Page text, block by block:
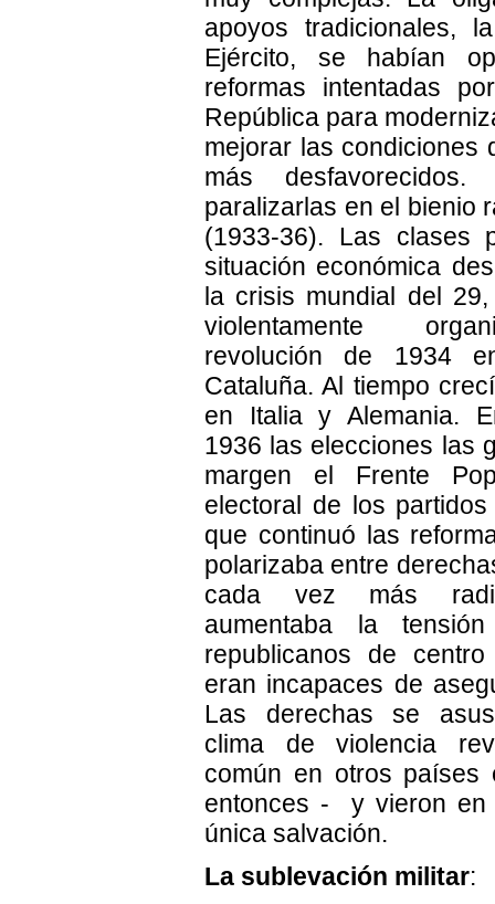
apoyos tradicionales,
Ejército, se habían
reformas intentadas
República para
mejorar las condiciones
más desfavorecidos.
paralizarlas en el bienio
(1933-36). Las clases
situación económica
la crisis mundial del
violentamente
revolución de 1934
Cataluña. Al tiempo
en Italia y Alemania.
1936 las elecciones las
margen el Frente
electoral de los
que continuó las
polarizaba entre
cada vez más
aumentaba la
republicanos de
eran incapaces de
Las derechas se
clima de violencia
común en otros países
entonces - y vieron en
única salvación.
La sublevación militar: